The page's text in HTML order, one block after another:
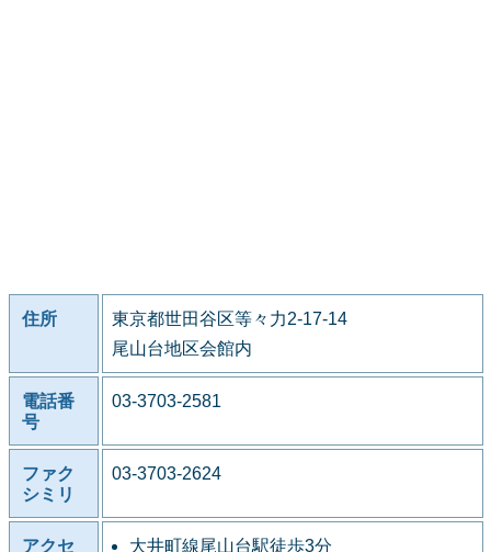
住所
東京都世田谷区等々力2-17-14
尾山台地区会館内
電話番
号
03-3703-2581
ファク
シミリ
03-3703-2624
アクセ
大井町線尾山台駅徒歩3分